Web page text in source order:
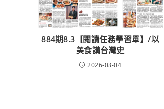
884期8.3【閱讀任務學習單】/以
美食講台灣史
2026-08-04